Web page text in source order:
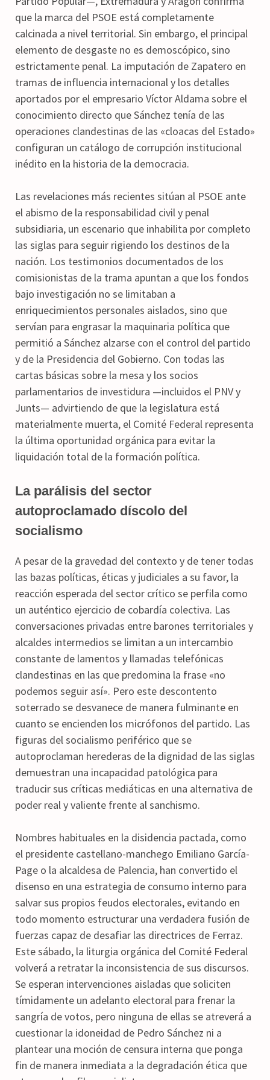
que la marca del PSOE está completamente
calcinada a nivel territorial. Sin embargo, el principal
elemento de desgaste no es demoscópico, sino
estrictamente penal. La imputación de Zapatero en
tramas de influencia internacional y los detalles
aportados por el empresario Víctor Aldama sobre el
conocimiento directo que Sánchez tenía de las
operaciones clandestinas de las «cloacas del Estado»
configuran un catálogo de corrupción institucional
inédito en la historia de la democracia.
Las revelaciones más recientes sitúan al PSOE ante
el abismo de la responsabilidad civil y penal
subsidiaria, un escenario que inhabilita por completo
las siglas para seguir rigiendo los destinos de la
nación. Los testimonios documentados de los
comisionistas de la trama apuntan a que los fondos
bajo investigación no se limitaban a
enriquecimientos personales aislados, sino que
servían para engrasar la maquinaria política que
permitió a Sánchez alzarse con el control del partido
y de la Presidencia del Gobierno. Con todas las
cartas básicas sobre la mesa y los socios
parlamentarios de investidura —incluidos el PNV y
Junts— advirtiendo de que la legislatura está
materialmente muerta, el Comité Federal representa
la última oportunidad orgánica para evitar la
liquidación total de la formación política.
La parálisis del sector
autoproclamado díscolo del
socialismo
A pesar de la gravedad del contexto y de tener todas
las bazas políticas, éticas y judiciales a su favor, la
reacción esperada del sector crítico se perfila como
un auténtico ejercicio de cobardía colectiva. Las
conversaciones privadas entre barones territoriales y
alcaldes intermedios se limitan a un intercambio
constante de lamentos y llamadas telefónicas
clandestinas en las que predomina la frase «no
podemos seguir así». Pero este descontento
soterrado se desvanece de manera fulminante en
cuanto se encienden los micrófonos del partido. Las
figuras del socialismo periférico que se
autoproclaman herederas de la dignidad de las siglas
demuestran una incapacidad patológica para
traducir sus críticas mediáticas en una alternativa de
poder real y valiente frente al sanchismo.
Nombres habituales en la disidencia pactada, como
el presidente castellano-manchego Emiliano García-
Page o la alcaldesa de Palencia, han convertido el
disenso en una estrategia de consumo interno para
salvar sus propios feudos electorales, evitando en
todo momento estructurar una verdadera fusión de
fuerzas capaz de desafiar las directrices de Ferraz.
Este sábado, la liturgia orgánica del Comité Federal
volverá a retratar la inconsistencia de sus discursos.
Se esperan intervenciones aisladas que soliciten
tímidamente un adelanto electoral para frenar la
sangría de votos, pero ninguna de ellas se atreverá a
cuestionar la idoneidad de Pedro Sánchez ni a
plantear una moción de censura interna que ponga
fin de manera inmediata a la degradación ética que